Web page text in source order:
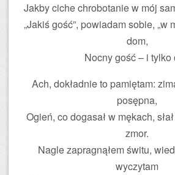
Jakby ciche chrobotanie w mój
„Jakiś gość”, powiadam sobie, „w
dom,
Nocny gość – i tylko
Ach, dokładnie to pamiętam:
posępna,
Ogień, co dogasał w mękach,
zmor.
Nagle zapragnąłem świtu,
wyczytam